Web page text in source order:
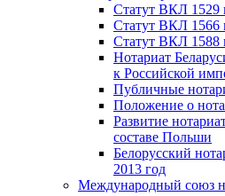
Статут ВКЛ 1529
Статут ВКЛ 1566
Статут ВКЛ 1588
Нотариат
к Российской
Публичные
Положение о
Развитие
составе Польши
Белорусский
2013 год
Международный союз